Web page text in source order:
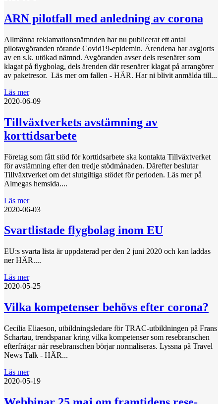
ARN pilotfall med anledning av corona
Allmänna reklamationsnämnden har nu publicerat ett antal
pilotavgöranden rörande Covid19-epidemin. Ärendena har avgjorts
av en s.k. utökad nämnd. Avgöranden avser dels resenärer som
klagat på flygbolag, dels ärenden där resenärer klagat på arrangörer
av paketresor. Läs mer om fallen - HÄR. Har ni blivit anmälda till...
Läs mer
2020-06-09
Tillväxtverkets avstämning av
korttidsarbete
Företag som fått stöd för korttidsarbete ska kontakta Tillväxtverket
för avstämning efter den tredje stödmånaden. Därefter beslutar
Tillväxtverket om det slutgiltiga stödet för perioden. Läs mer på
Almegas hemsida....
Läs mer
2020-06-03
Svartlistade flygbolag inom EU
EU:s svarta lista är uppdaterad per den 2 juni 2020 och kan laddas
ner HÄR....
Läs mer
2020-05-25
Vilka kompetenser behövs efter corona?
Cecilia Eliaeson, utbildningsledare för TRAC-utbildningen på Frans
Schartau, trendspanar kring vilka kompetenser som resebranschen
efterfrågar när resebranschen börjar normaliseras. Lyssna på Travel
News Talk - HÄR...
Läs mer
2020-05-19